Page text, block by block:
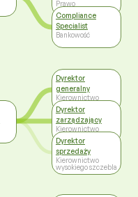
Prawo
Compliance
Specialist
Bankowość
Dyrektor
generalny
Kierownictwo
wysokiego szczebla
Dyrektor
zarządzający
Kierownictwo
wysokiego szczebla
Dyrektor
sprzedaży
Kierownictwo
wysokiego szczebla